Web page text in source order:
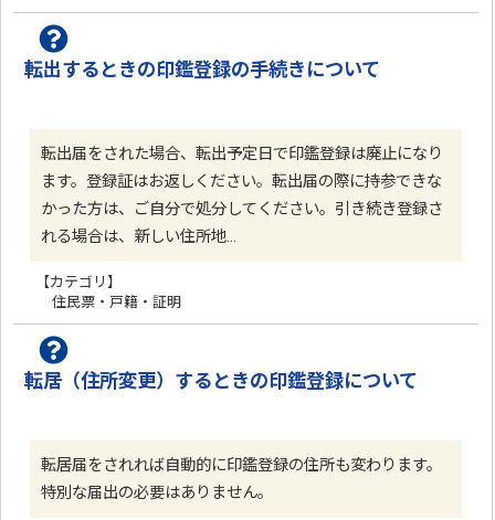
転出するときの印鑑登録の手続きについて
転出届をされた場合、転出予定日で印鑑登録は廃止になり
ます。登録証はお返しください。転出届の際に持参できな
かった方は、ご自分で処分してください。引き続き登録さ
れる場合は、新しい住所地…
【カテゴリ】
住民票・戸籍・証明
転居（住所変更）するときの印鑑登録について
転居届をされれば自動的に印鑑登録の住所も変わります。
特別な届出の必要はありません。